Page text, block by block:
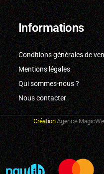
Informations
Conditions générales de
Mentions légales
Qui sommes-nous ?
Nous contacter
CréationAgence